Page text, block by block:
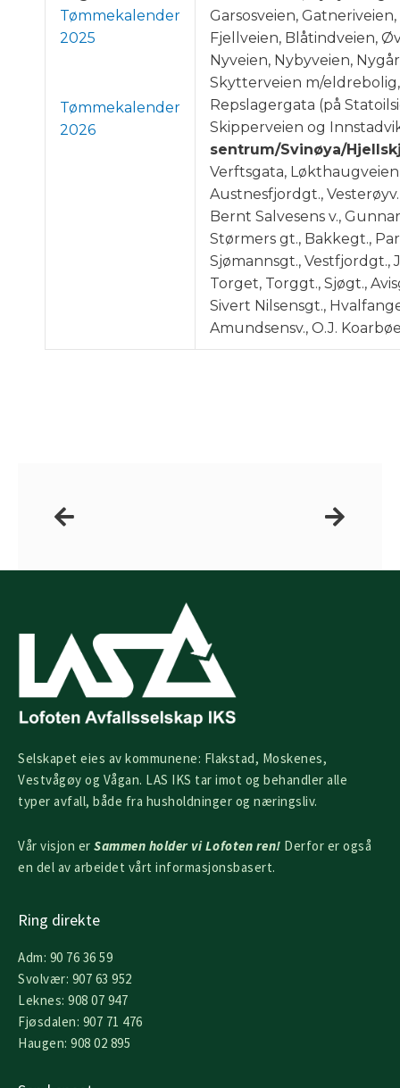
Tømmekalender
2025
Tømmekalender
2026
Garsosveien,
Fjellveien, Blåtindveien,
Nyveien, Nybyveien,
Skytterveien m/
Repslagergata (på
Skipperveien og
sentrum/Svinøya/
Verftsgata,
Austnesfjordgt., Vesterøyv.
Bernt Salvesens v.,
Størmers gt., Bakkegt.,
Sjømannsgt., Vestfjordgt.,
Torget, Torggt., Sjøgt.,
Sivert Nilsensgt.,
Amundsensv., O.J.
Prev Next
Selskapet eies av kommunene: Flakstad, Moskenes,
Vestvågøy og Vågan. LAS IKS tar imot og behandler alle
typer avfall, både fra husholdninger og næringsliv.
Vår visjon er Sammen holder vi Lofoten ren! Derfor er også
en del av arbeidet vårt informasjonsbasert.
Ring direkte
Adm: 90 76 36 59
Svolvær: 907 63 952
Leknes: 908 07 947
Fjøsdalen: 907 71 476
Haugen: 908 02 895